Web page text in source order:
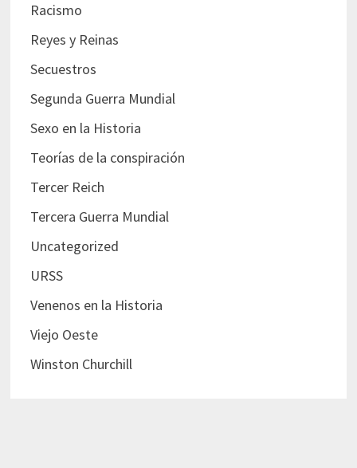
Racismo
Reyes y Reinas
Secuestros
Segunda Guerra Mundial
Sexo en la Historia
Teorías de la conspiración
Tercer Reich
Tercera Guerra Mundial
Uncategorized
URSS
Venenos en la Historia
Viejo Oeste
Winston Churchill